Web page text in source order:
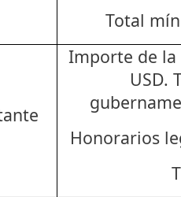
Total
Importe de la
USD.
Honorarios